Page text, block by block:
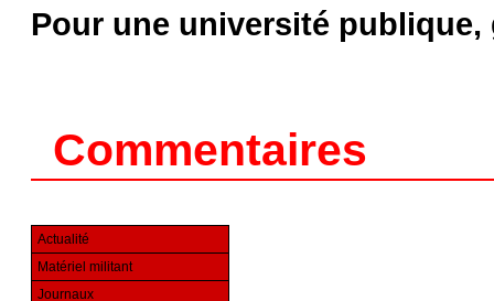
Pour une université
Commentaires
Actualité
Matériel militant
Journaux